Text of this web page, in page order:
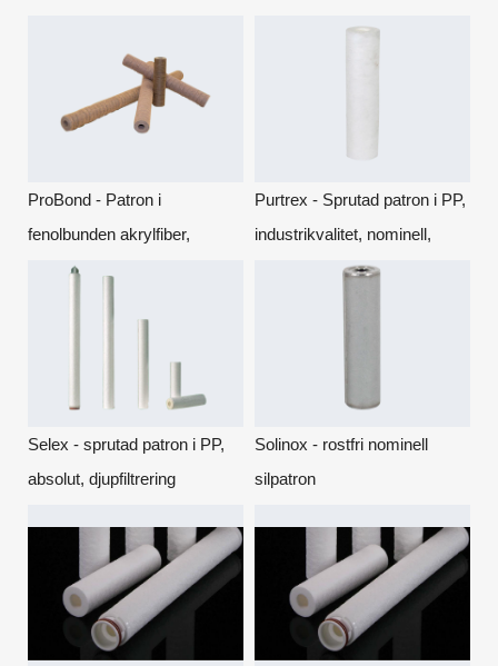
ProBond - Patron i
fenolbunden akrylfiber,
nominell, djupfiltrering.
Purtrex - Sprutad patron i PP,
industrikvalitet, nominell,
Selex - sprutad patron i PP,
absolut, djupfiltrering
Solinox - rostfri nominell
silpatron